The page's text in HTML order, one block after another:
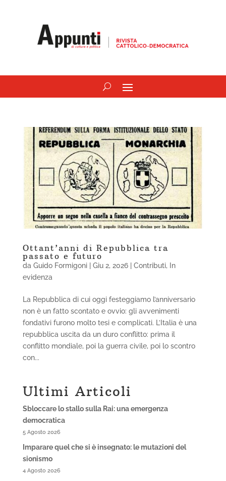
Ottant’anni di Repubblica tra
passato e futuro
da Guido Formigoni| Giu 2, 2026| Contributi,
In
evidenza
La Repubblica di cui oggi festeggiamo l’anniversario
non è un fatto scontato e ovvio: gli avvenimenti
fondativi furono molto tesi e complicati. L’Italia è una
repubblica uscita da un duro conflitto: prima il
conflitto mondiale, poi la guerra civile, poi lo scontro
con...
Ultimi Articoli
Sbloccare lo stallo sulla Rai: una emergenza
democratica
5 Agosto 2026
Imparare quel che si è insegnato: le mutazioni del
sionismo
4 Agosto 2026